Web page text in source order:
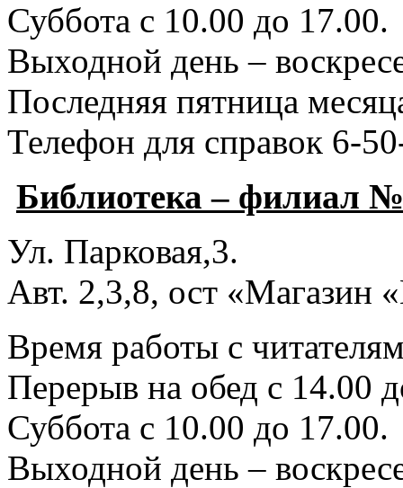
Суббота с 10.00 до 17.00.
Выходной день –
Последняя пятница
Телефон для справок 6-
Библиотека – филиал
Ул. Парковая,3.
Авт. 2,3,8, ост «Магазин
Время работы с
Перерыв на обед с 14.00
Суббота с 10.00 до 17.00.
Выходной день –